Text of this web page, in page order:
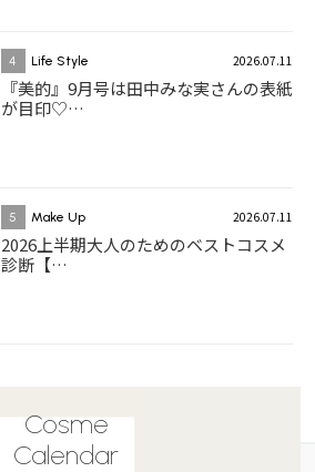
4 Life Style 2026.07.11
『美的』9月号は田中みな実さんの表紙
が目印♡…
5 Make Up 2026.07.11
2026上半期大人のためのベストコスメ
診断【…
Cosme
Calendar